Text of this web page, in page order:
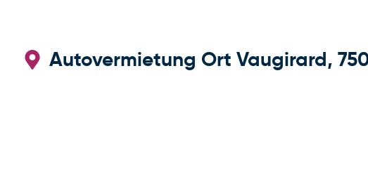
Autovermietung Ort Vaugirard,